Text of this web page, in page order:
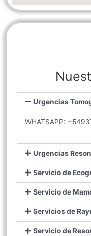
Urgencias
WHATSAPP:
Urgencias
Servicio de
Servicio de
Servicios de
Servicio de